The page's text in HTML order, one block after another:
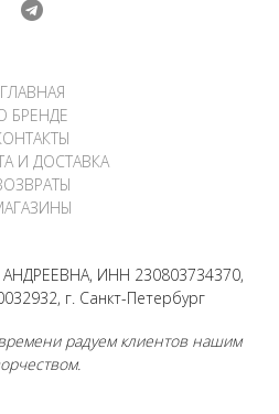
ГЛАВНАЯ
БРЕНДЕ
И ДОСТАВКА
ИНН 230803734370,
г. Санкт-Петербург
радуем клиентов нашим